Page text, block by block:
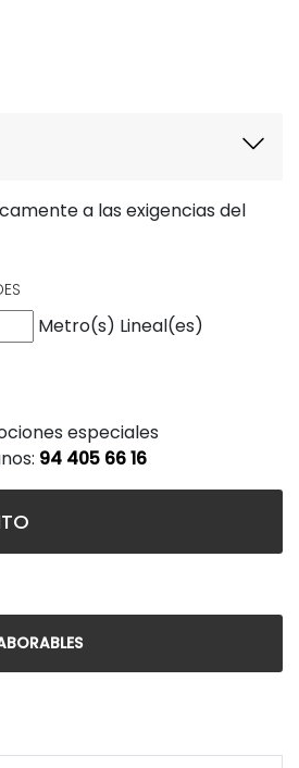
a las exigencias del
Metro(s) Lineal(es)
especiales
94 405 66 16